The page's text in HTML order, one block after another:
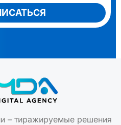
– тиражируемые решения